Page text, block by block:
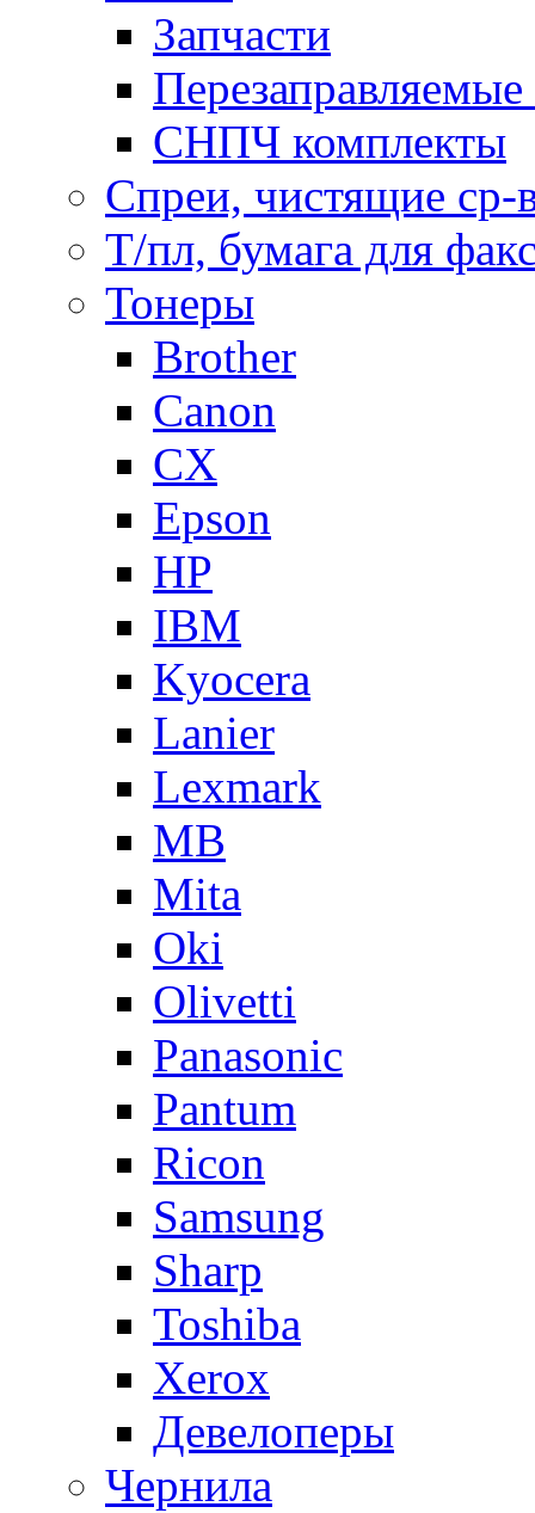
Запчасти
Перезаправляемые
СНПЧ комплекты
Спреи, чистящие ср-
Т/пл, бумага для
Тонеры
Brother
Canon
CX
Epson
HP
IBM
Kyocera
Lanier
Lexmark
MB
Mita
Oki
Olivetti
Panasonic
Pantum
Ricon
Samsung
Sharp
Toshiba
Xerox
Девелоперы
Чернила